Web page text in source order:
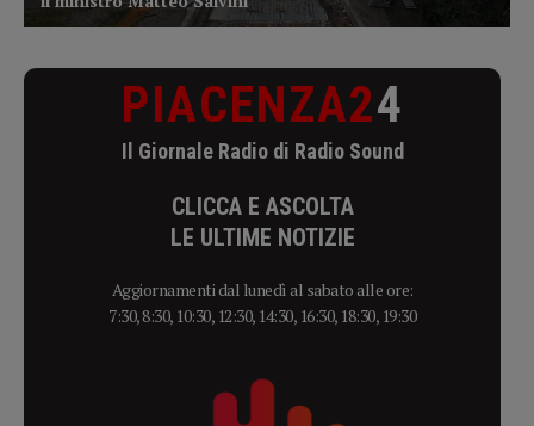
PIACENZA24
Il Giornale Radio di Radio Sound
CLICCA E ASCOLTA
LE ULTIME NOTIZIE
Aggiornamenti dal lunedì al sabato alle ore:
7:30, 8:30, 10:30, 12:30, 14:30, 16:30, 18:30, 19:30